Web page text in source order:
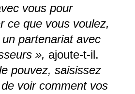
vous pour
ce que vous voulez,
partenariat avec
», ajoute-t-il.
pouvez, saisissez
de voir comment vos